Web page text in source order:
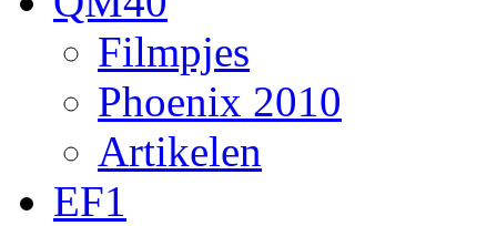
Filmpjes
Phoenix 2010
Artikelen
EF1